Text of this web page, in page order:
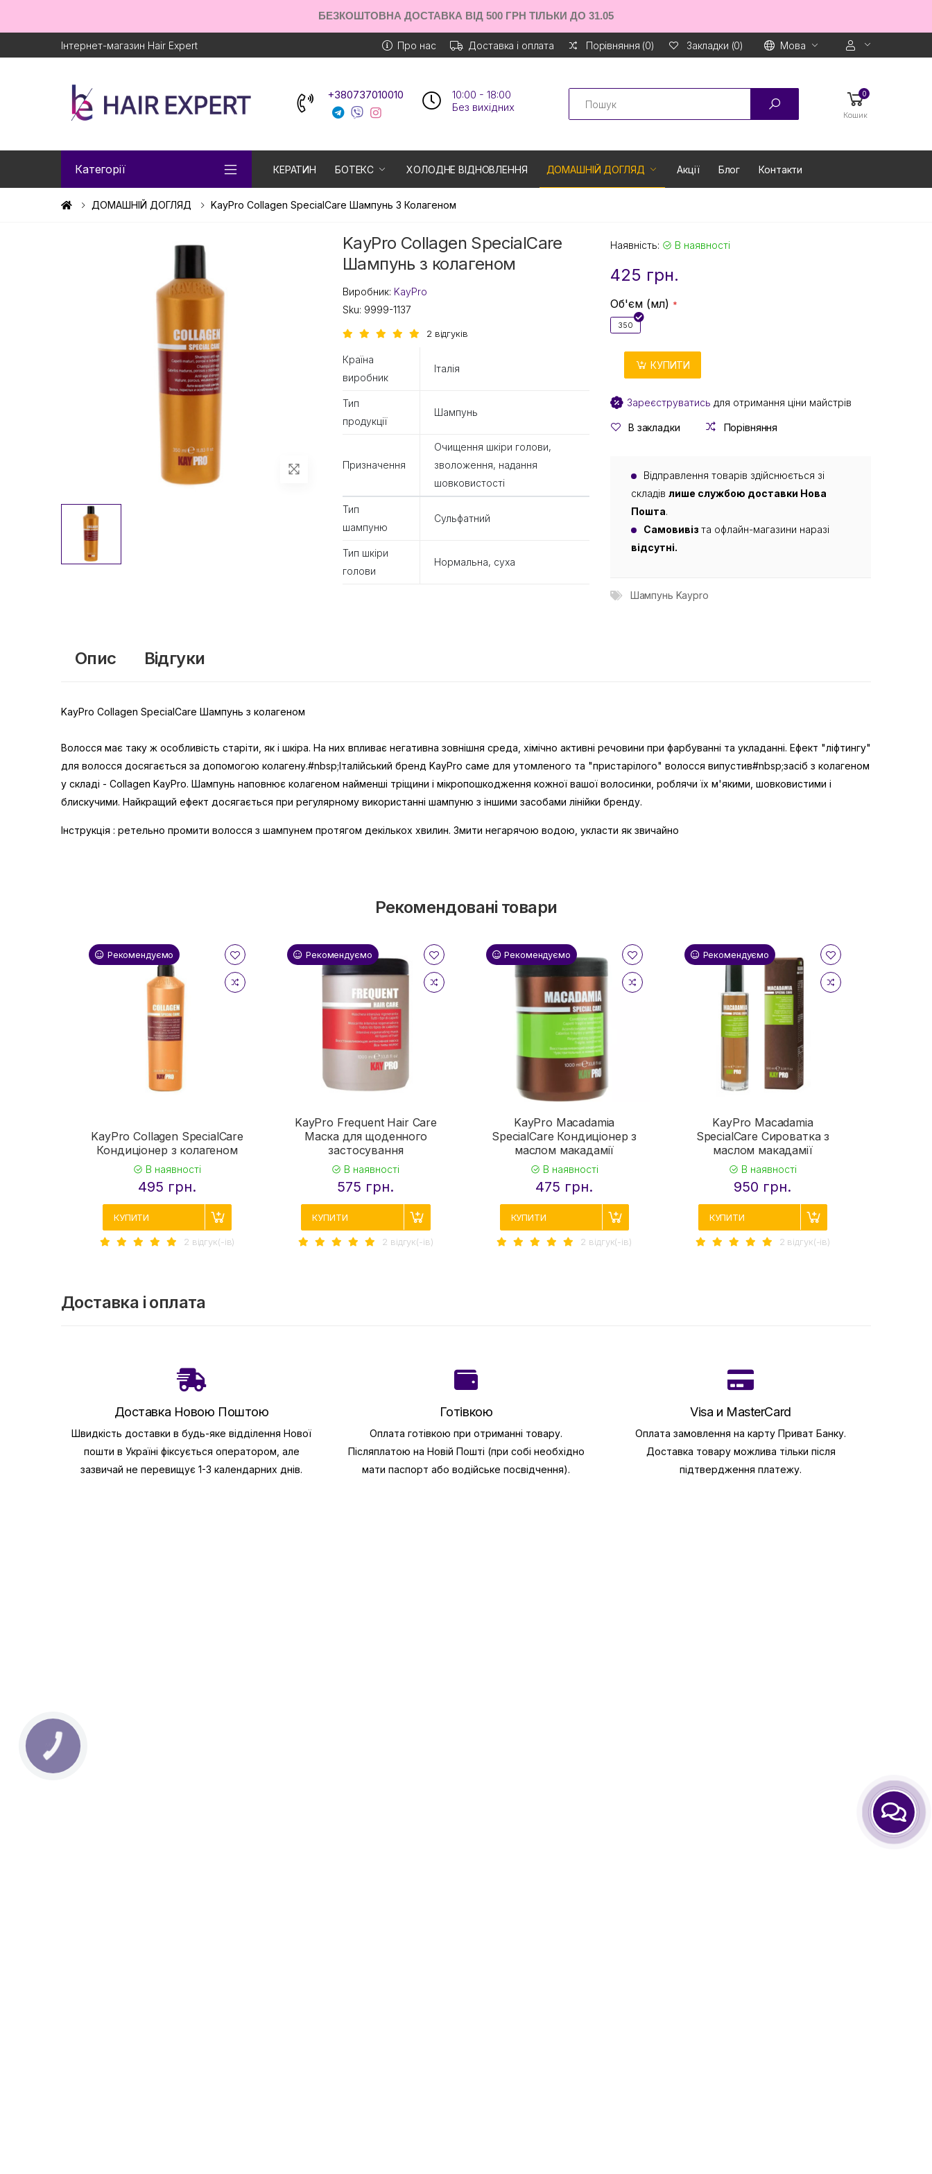
БЕЗКОШТОВНА ДОСТАВКА ВІД 500 ГРН ТІЛЬКИ ДО 31.05
Інтернет-магазин Hair Expert Про нас Доставка і оплата Порівняння (0) Закладки (0) Мова
+380737010010
10:00 - 18:00
Без вихiдних
Search 0
Кошик
Категорії КЕРАТИН БОТЕКС ХОЛОДНЕ ВІДНОВЛЕННЯ ДОМАШНІЙ ДОГЛЯД Акції Блог Контакти
ДОМАШНІЙ ДОГЛЯД KayPro Collagen SpecialCare Шампунь З Колагеном
KayPro Collagen SpecialCare
Шампунь з колагеном
Виробник: KayPro
Sku: 9999-1137
2 відгуків
Країна
виробник
Італія
Тип
продукції
Шампунь
Призначення
Очищення шкіри голови,
зволоження, надання
шовковистості
Тип
шампуню
Сульфатний
Тип шкіри
голови
Нормальна, суха
Наявність: В наявності
425 грн.
Об'єм (мл)
350
КУПИТИ
Зареєструватись для отримання ціни майстрів
В закладки Порівняння
Відправлення товарів здійснюється зі
складів лише службою доставки Нова
Пошта.
Самовивіз та офлайн-магазини наразі
відсутні.
Шампунь Kaypro
Опис Відгуки
KayPro Collagen SpecialCare Шампунь з колагеном
Волосся має таку ж особливість старіти, як і шкіра. На них впливає негативна зовнішня среда, хімічно активні речовини при фарбуванні та укладанні. Ефект "ліфтингу"
для волосся досягається за допомогою колагену.#nbsp;Італійський бренд KayPro саме для утомленого та "пристарілого" волосся випустив#nbsp;засіб з колагеном
у складі - Collagen KayPro. Шампунь наповнює колагеном найменші тріщини і мікропошкодження кожної вашої волосинки, роблячи їх м'якими, шовковистими і
блискучими. Найкращий ефект досягається при регулярному використанні шампуню з іншими засобами лінійки бренду.
Інструкція : ретельно промити волосся з шампунем протягом декількох хвилин. Змити негарячою водою, укласти як звичайно
Рекомендовані товари
Рекомендуємо
KayPro Collagen SpecialCare
Кондиціонер з колагеном
В наявності
495 грн.
КУПИТИ
2 вiдгук(-iв)
Рекомендуємо
KayPro Frequent Hair Care
Маска для щоденного
застосування
В наявності
575 грн.
КУПИТИ
2 вiдгук(-iв)
Рекомендуємо
KayPro Macadamia
SpecialCare Кондиціонер з
маслом макадамії
В наявності
475 грн.
КУПИТИ
2 вiдгук(-iв)
Рекомендуємо
KayPro Macadamia
SpecialCare Сироватка з
маслом макадамії
В наявності
950 грн.
КУПИТИ
2 вiдгук(-iв)
Доставка і оплата
Доставка Новою Поштою
Швидкість доставки в будь-яке відділення Нової
пошти в Україні фіксується оператором, але
зазвичай не перевищує 1-3 календарних днів.
Готівкою
Оплата готівкою при отриманні товару.
Післяплатою на Новій Пошті (при собі необхідно
мати паспорт або водійське посвідчення).
Visa и MasterCard
Оплата замовлення на карту Приват Банку.
Доставка товару можлива тільки після
підтвердження платежу.